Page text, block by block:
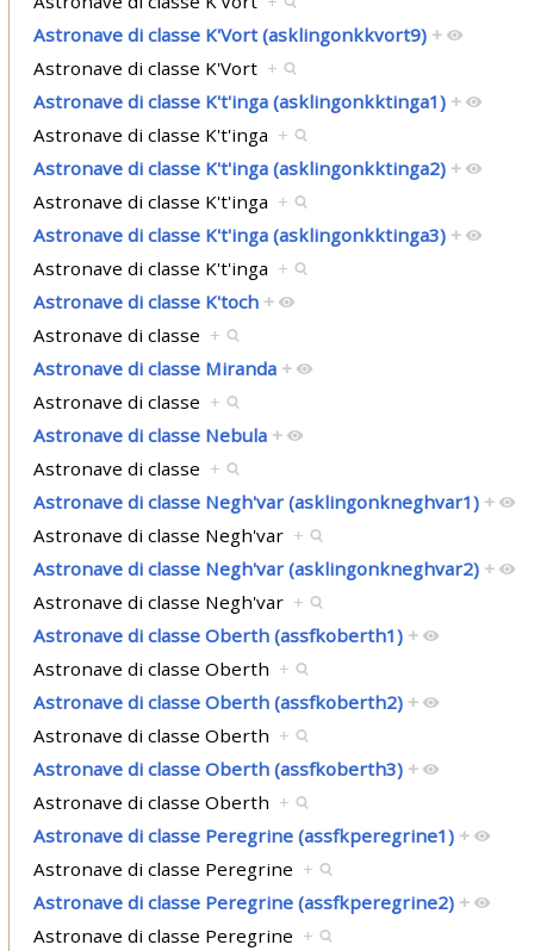
Astronave di classe K'Vort (asklingonkkvort9) +
Astronave di classe K'Vort +
Astronave di classe K't'inga (asklingonkktinga1) +
Astronave di classe K't'inga +
Astronave di classe K't'inga (asklingonkktinga2) +
Astronave di classe K't'inga +
Astronave di classe K't'inga (asklingonkktinga3) +
Astronave di classe K't'inga +
Astronave di classe K'toch +
Astronave di classe +
Astronave di classe Miranda +
Astronave di classe +
Astronave di classe Nebula +
Astronave di classe +
Astronave di classe Negh'var (asklingonkneghvar1) +
Astronave di classe Negh'var +
Astronave di classe Negh'var (asklingonkneghvar2) +
Astronave di classe Negh'var +
Astronave di classe Oberth (assfkoberth1) +
Astronave di classe Oberth +
Astronave di classe Oberth (assfkoberth2) +
Astronave di classe Oberth +
Astronave di classe Oberth (assfkoberth3) +
Astronave di classe Oberth +
Astronave di classe Peregrine (assfkperegrine1) +
Astronave di classe Peregrine +
Astronave di classe Peregrine (assfkperegrine2) +
Astronave di classe Peregrine +